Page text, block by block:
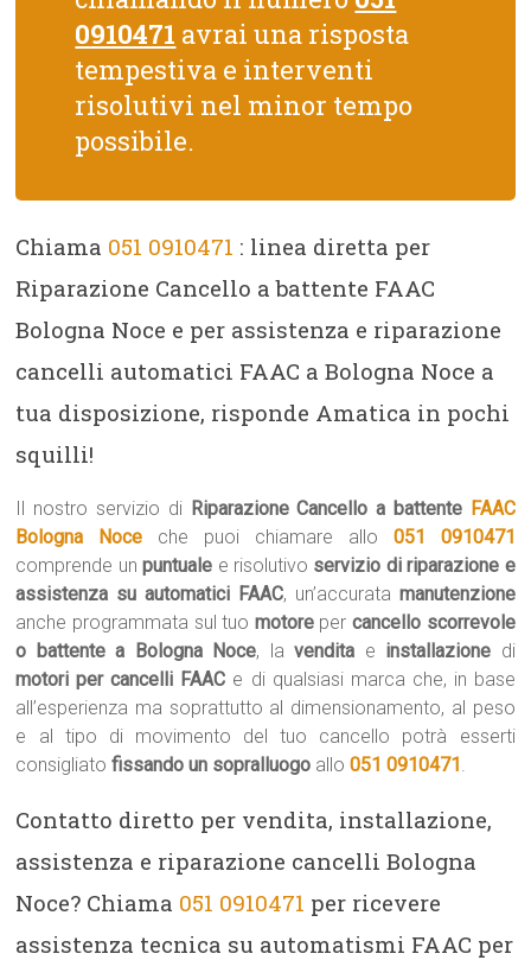
0910471 avrai una risposta
tempestiva e interventi
risolutivi nel minor tempo
possibile.
Chiama 051 0910471 : linea diretta per
Riparazione Cancello a battente FAAC
Bologna Noce e per assistenza e riparazione
cancelli automatici FAAC a Bologna Noce a
tua disposizione, risponde Amatica in pochi
squilli!
Il nostro servizio di Riparazione Cancello a battente FAAC
Bologna Noce
che puoi chiamare allo 051 0910471
comprende unpuntuale e risolutivo servizio di riparazione e
assistenza su automatici FAAC, un’accurata manutenzione
anche programmata sul tuo motoreper cancello scorrevole
o battente a Bologna Noce, lavendita e installazione di
motori per cancelli FAAC e di qualsiasi marca che, in base
all’esperienza ma soprattutto al dimensionamento, al peso
e al tipo di movimento del tuo cancello potrà esserti
consigliatofissando un sopralluogo allo051 0910471.
Contatto diretto per vendita, installazione,
assistenza e riparazione cancelli Bologna
Noce? Chiama 051 0910471 per ricevere
assistenza tecnica su automatismi FAAC per